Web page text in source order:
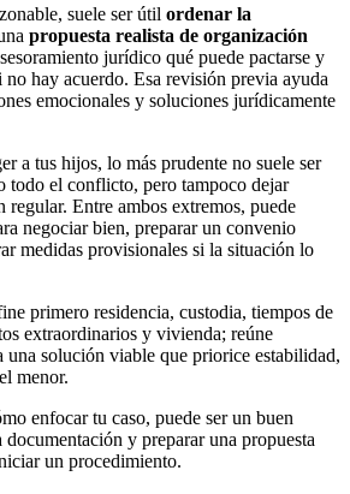
suele ser útil ordenar la
propuesta realista de organización
jurídico qué puede pactarse y
hay acuerdo. Esa revisión previa ayuda
emocionales y soluciones jurídicamente
a tus hijos, lo más prudente no suele ser
todo el conflicto, pero tampoco dejar
regular. Entre ambos extremos, puede
negociar bien, preparar un convenio
medidas provisionales si la situación lo
primero residencia, custodia, tiempos de
extraordinarios y vivienda; reúne
una solución viable que priorice estabilidad,
menor.
enfocar tu caso, puede ser un buen
y preparar una propuesta
un procedimiento.